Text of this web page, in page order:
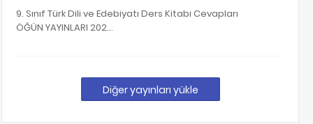
9. Sınıf Türk Dili ve Edebiyatı Ders Kitabı Cevapları
ÖĞÜN YAYINLARI 202…
Diğer yayınları yükle